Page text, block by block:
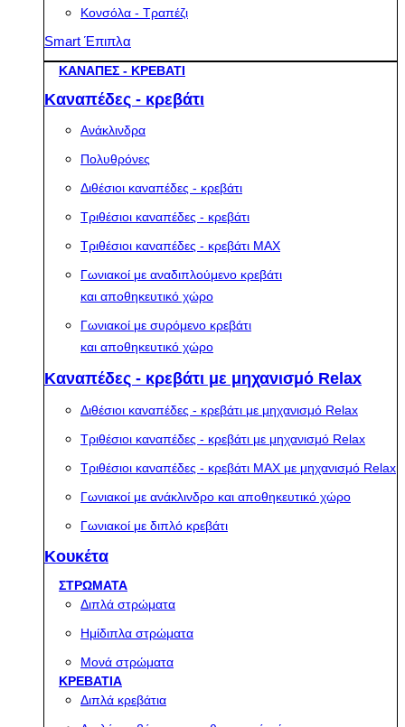
Κονσόλα - Τραπέζι
Smart Έπιπλα
ΚΑΝΑΠΕΣ - ΚΡΕΒΑΤΙ
Καναπέδες - κρεβάτι
Ανάκλινδρα
Πολυθρόνες
Διθέσιοι καναπέδες - κρεβάτι
Τριθέσιοι καναπέδες - κρεβάτι
Τριθέσιοι καναπέδες - κρεβάτι MAX
Γωνιακοί με αναδιπλούμενο κρεβάτι
και αποθηκευτικό χώρο
Γωνιακοί με συρόμενο κρεβάτι
και αποθηκευτικό χώρο
Καναπέδες - κρεβάτι με μηχανισμό Relax
Διθέσιοι καναπέδες - κρεβάτι με μηχανισμό Relax
Τριθέσιοι καναπέδες - κρεβάτι με μηχανισμό Relax
Τριθέσιοι καναπέδες - κρεβάτι MAX με μηχανισμό Relax
Γωνιακοί με ανάκλινδρο και αποθηκευτικό χώρο
Γωνιακοί με διπλό κρεβάτι
Κουκέτα
ΣΤΡΩΜΑΤΑ
Διπλά στρώματα
Ημίδιπλα στρώματα
Μονά στρώματα
ΚΡΕΒΑΤΙΑ
Διπλά κρεβάτια